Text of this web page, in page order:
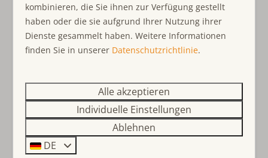
Naturund dengemütlichen Ortskern. Hier erleben
Sie eine Mischung ausErholung, Aktivität und
Gastlichkeit mit Restaurants, Geschäften sowie Rad- und
Wanderwegen. Egal ob mit Familie, als Paar oder
Warum Ouddorp Connection?
Ouddorp Connection ist einfamiliäres Unternehmen
mit einem jungen, engagierten Team. Wir bieten
persönlichen Service,schnelle Kommunikationund
eine sorgfältige Auswahl an
kombinieren, die Sie ihnen zur Verfügung gestellt
haben oder die sie aufgrund Ihrer Nutzung ihrer
Dienste gesammelt haben. Weitere Informationen
finden Sie in unserer Datenschutzrichtlinie.
Alle akzeptieren
Individuelle Einstellungen
Ablehnen
DE